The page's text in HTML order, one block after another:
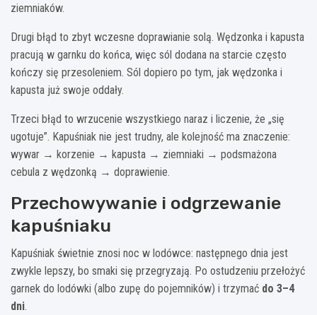
ziemniaków.
Drugi błąd to zbyt wczesne doprawianie solą. Wędzonka i kapusta
pracują w garnku do końca, więc sól dodana na starcie często
kończy się przesoleniem. Sól dopiero po tym, jak wędzonka i
kapusta już swoje oddały.
Trzeci błąd to wrzucenie wszystkiego naraz i liczenie, że „się
ugotuje”. Kapuśniak nie jest trudny, ale kolejność ma znaczenie:
wywar → korzenie → kapusta → ziemniaki → podsmażona
cebula z wędzonką → doprawienie.
Przechowywanie i odgrzewanie
kapuśniaku
Kapuśniak świetnie znosi noc w lodówce: następnego dnia jest
zwykle lepszy, bo smaki się przegryzają. Po ostudzeniu przełożyć
garnek do lodówki (albo zupę do pojemników) i trzymać do 3–4
dni.